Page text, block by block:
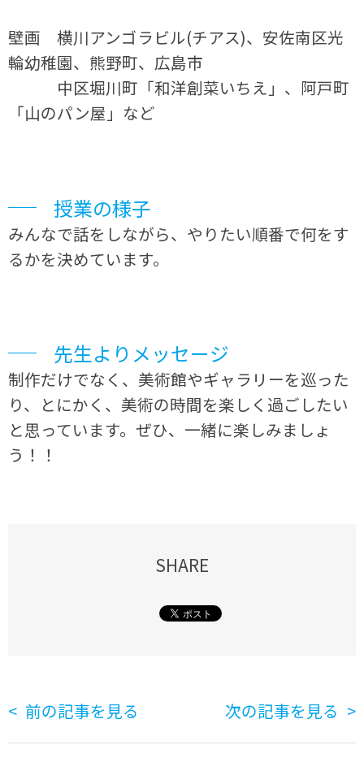
壁画 横川アンゴラビル(チアス)、安佐南区光
輪幼稚園、熊野町、広島市
中区堀川町「和洋創菜いちえ」、阿戸町
「山のパン屋」など
授業の様子
みんなで話をしながら、やりたい順番で何をす
るかを決めています。
先生よりメッセージ
制作だけでなく、美術館やギャラリーを巡った
り、とにかく、美術の時間を楽しく過ごしたい
と思っています。ぜひ、一緒に楽しみましょ
う！！
SHARE
前の記事を見る 次の記事を見る